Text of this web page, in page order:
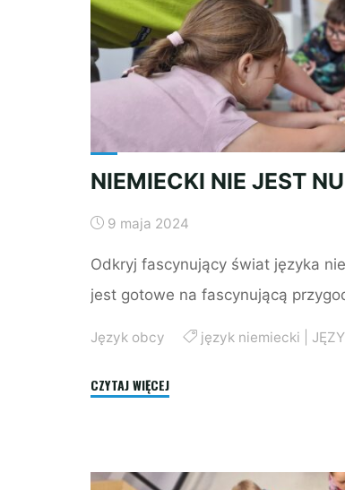
ŚWIETNĄ
ZABAWĄ!"
NIEMIECKI NIE JEST
9 maja 2024
Odkryj fascynujący świat języka
jest gotowe na fascynującą
Język obcy język niemiecki
CZYTAJ WIĘCEJ"NIEMIECKI